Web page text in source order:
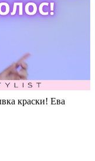
краски! Ева